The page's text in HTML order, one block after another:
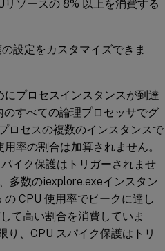
リソースの 8% 以上を消費する
設定をカスタマイズできま
プロセスインスタンスが到達
すべての論理プロセッサでグ
ロセスの複数のインスタンスで
率の割合は加算されません。
イク保護はトリガーされませ
多数のiexplore.exeインスタン
CPU 使用率でピークに達し
て高い割合を消費していま
り、CPU スパイク保護はトリ